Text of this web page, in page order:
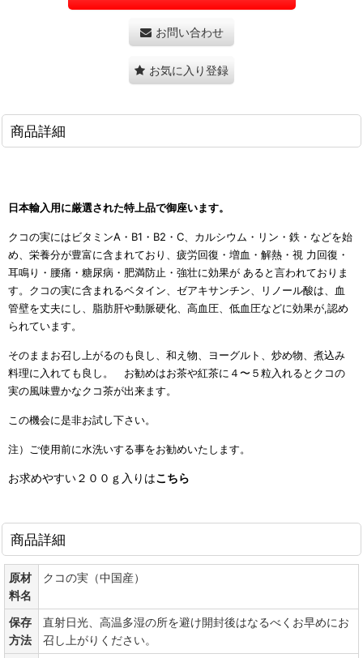
お問い合わせ
お気に入り登録
商品詳細
日本輸入用に厳選された特上品で御座います。
クコの実にはビタミンA・B1・B2・C、カルシウム・リン・鉄・などを始
め、栄養分が豊富に含まれており、疲労回復・増血・解熱・視 力回復・
耳鳴り・腰痛・糖尿病・肥満防止・強壮に効果が あると言われておりま
す。クコの実に含まれるベタイン、ゼアキサンチン、リノール酸は、血
管壁を丈夫にし、脂肪肝や動脈硬化、高血圧、低血圧などに効果が,認め
られています。
そのままお召し上がるのも良し、和え物、ヨーグルト、炒め物、煮込み
料理に入れても良し。 お勧めはお茶や紅茶に４〜５粒入れるとクコの
実の風味豊かなクコ茶が出来ます。
この機会に是非お試し下さい。
注）ご使用前に水洗いする事をお勧めいたします。
お求めやすい２００ｇ入りはこちら
商品詳細
原材
料名
クコの実（中国産）
保存
方法
直射日光、高温多湿の所を避け開封後はなるべくお早めにお
召し上がりください。